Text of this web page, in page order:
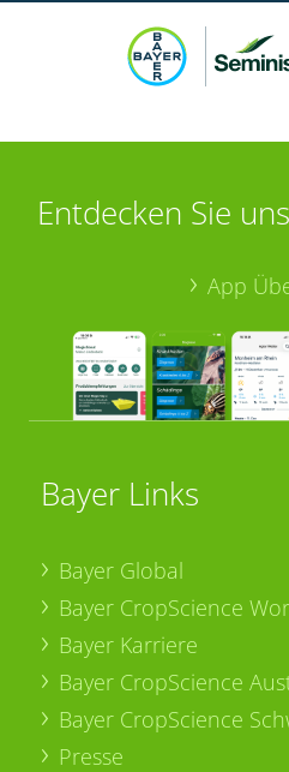
Entdecken Sie
App
Bayer Links
Bayer Global
Bayer CropScience
Bayer Karriere
Bayer CropScience
Bayer CropScience
Presse